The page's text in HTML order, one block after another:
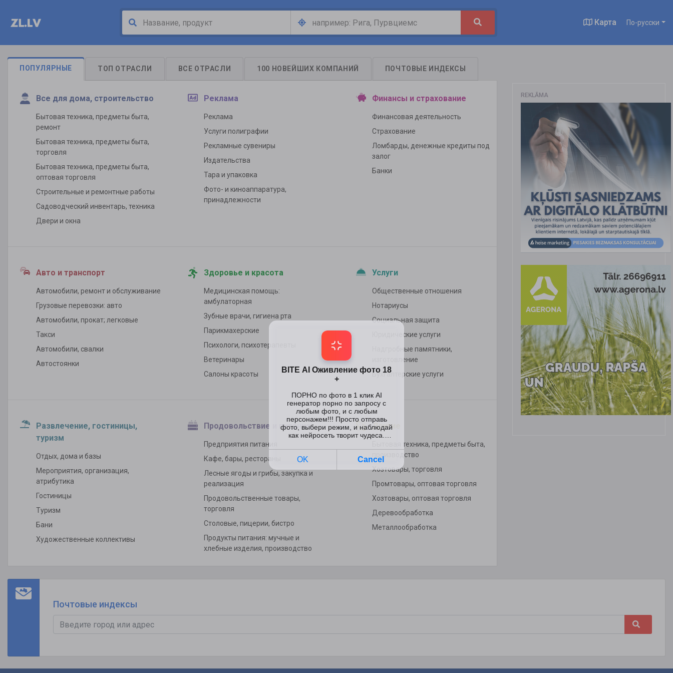
Карта По-русски
ПОПУЛЯРНЫЕ ТОП ОТРАСЛИ ВСЕ ОТРАСЛИ 100 НОВЕЙШИХ КОМПАНИЙ ПОЧТОВЫЕ ИНДЕКСЫ
Все для дома, строительство
Бытовая техника, предметы быта,
ремонт
Бытовая техника, предметы быта,
торговля
Бытовая техника, предметы быта,
оптовая торговля
Строительные и ремонтные работы
Садоводческий инвентарь, техника
Двери и окна
Реклама
Реклама
Услуги полиграфии
Рекламные сувениры
Издательства
Тара и упаковка
Фото- и киноаппаратура,
принадлежности
Финансы и страхование
Финансовая деятельность
Страхование
Ломбарды, денежные кредиты под
залог
Банки
Авто и транспорт
Автомобили, ремонт и обслуживание
Грузовые перевозки: авто
Автомобили, прокат; легковые
Такси
Автомобили, свалки
Автостоянки
Здоровье и красота
Медицинская помощь:
амбулаторная
Зубные врачи, гигиена рта
Парикмахерские
Психологи, психотерапевты
Ветеринары
Салоны красоты
Услуги
Общественные отношения
Нотариусы
Социальная защита
Юридические услуги
Надгробные памятники,
изготовление
Бухгалтерские услуги
Развлечение, гостиницы,
туризм
Отдых, дома и базы
Мероприятия, организация,
атрибутика
Гостиницы
Туризм
Бани
Художественные коллективы
Продовольствие и питание
Предприятия питания
Кафе, бары, рестораны
Лесные ягоды и грибы, закупка и
реализация
Продовольственные товары,
торговля
Столовые, пицерии, бистро
Продукты питания: мучные и
хлебные изделия, производство
Другие
Бытовая техника, предметы быта,
производство
Хозтовары, торговля
Промтовары, оптовая торговля
Хозтовары, оптовая торговля
Деревообработка
Металлообработка
REKLĀMA
Почтовые индексы